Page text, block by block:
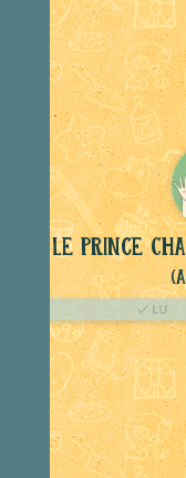
Le Prince
LU